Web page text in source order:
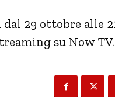
29 ottobre alle
su Now TV.